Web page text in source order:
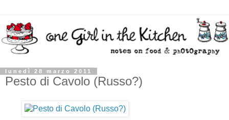
lunedì 28 marzo 2011
Pesto di Cavolo (Russo?)